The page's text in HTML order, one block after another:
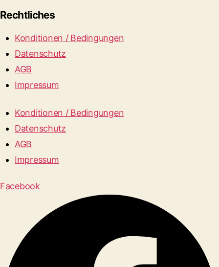
Rechtliches
Konditionen / Bedingungen
Datenschutz
AGB
Impressum
Konditionen / Bedingungen
Datenschutz
AGB
Impressum
Facebook